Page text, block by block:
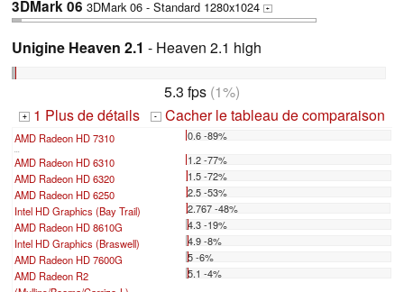
3DMark 06 3DMark 06 - Standard 1280x1024 +
Unigine Heaven 2.1 - Heaven 2.1 high
5.3 fps (1%)
+ 1 Plus de détails - Cacher le tableau de comparaison
AMD Radeon HD 7310 0.6 -89%
...
AMD Radeon HD 6310
1.2 -77%
AMD Radeon HD 6320
1.5 -72%
AMD Radeon HD 6250
2.5 -53%
Intel HD Graphics (Bay Trail)
2.767 -48%
AMD Radeon HD 8610G
4.3 -19%
Intel HD Graphics (Braswell)
4.9 -8%
AMD Radeon HD 7600G
5 -6%
AMD Radeon R2
5.1 -4%